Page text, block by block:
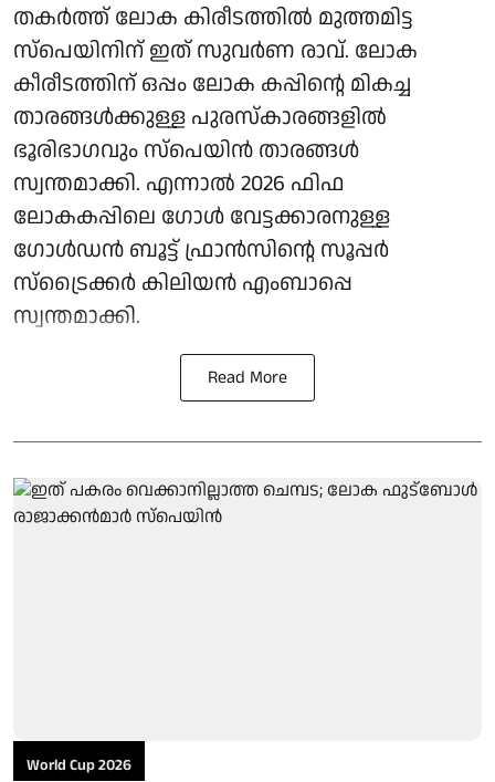
തകര്‍ത്ത് ലോക കിരീടത്തില്‍ മുത്തമിട്ട
സ്‌പെയിനിന് ഇത് സുവര്‍ണ രാവ്. ലോക
കീരീടത്തിന് ഒപ്പം ലോക കപ്പിന്റെ മികച്ച
താരങ്ങള്‍ക്കുള്ള പുരസ്‌കാരങ്ങളില്‍
ഭൂരിഭാഗവും സ്‌പെയിന്‍ താരങ്ങള്‍
സ്വന്തമാക്കി. എന്നാല്‍ 2026 ഫിഫ
ലോകകപ്പിലെ ഗോള്‍ വേട്ടക്കാരനുള്ള
ഗോള്‍ഡന്‍ ബൂട്ട് ഫ്രാന്‍സിന്റെ സൂപ്പര്‍
സ്‌ട്രൈക്കര്‍ കിലിയന്‍ എംബാപ്പെ
സ്വന്തമാക്കി.
Read More
World Cup 2026